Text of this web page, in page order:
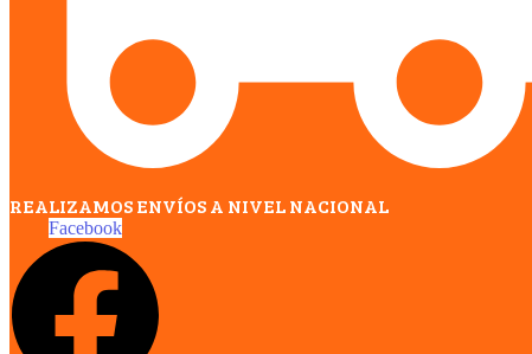
REALIZAMOS ENVÍOS A NIVEL NACIONAL
Facebook